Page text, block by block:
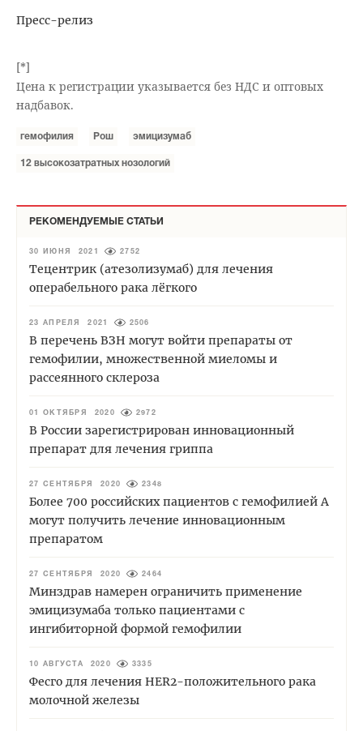
Пресс-релиз
[*]
Цена к регистрации указывается без НДС и оптовых
надбавок.
гемофилия Рош эмицизумаб
12 высокозатратных нозологий
РЕКОМЕНДУЕМЫЕ СТАТЬИ
30 ИЮНЯ 2021 2752
Тецентрик (атезолизумаб) для лечения
операбельного рака лёгкого
23 АПРЕЛЯ 2021 2506
В перечень ВЗН могут войти препараты от
гемофилии, множественной миеломы и
рассеянного склероза
01 ОКТЯБРЯ 2020 2972
В России зарегистрирован инновационный
препарат для лечения гриппа
27 СЕНТЯБРЯ 2020 2348
Более 700 российских пациентов с гемофилией А
могут получить лечение инновационным
препаратом
27 СЕНТЯБРЯ 2020 2464
Минздрав намерен ограничить применение
эмицизумаба только пациентами с
ингибиторной формой гемофилии
10 АВГУСТА 2020 3335
Фесго для лечения HER2-положительного рака
молочной железы